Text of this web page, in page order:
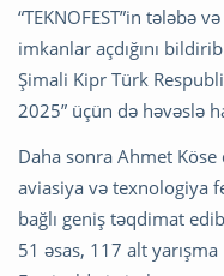
“TEKNOFEST”in tələbə
imkanlar açdığını
Şimali Kipr Türk
2025” üçün də həvəslə
Daha sonra Ahmet
aviasiya və texnologiya
bağlı geniş təqdimat
51 əsas, 117 alt